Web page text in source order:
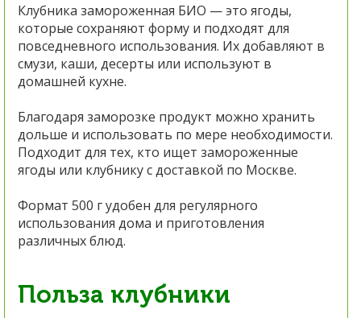
Клубника замороженная БИО — это ягоды,
которые сохраняют форму и подходят для
повседневного использования. Их добавляют в
смузи, каши, десерты или используют в
домашней кухне.
Благодаря заморозке продукт можно хранить
дольше и использовать по мере необходимости.
Подходит для тех, кто ищет замороженные
ягоды или клубнику с доставкой по Москве.
Формат 500 г удобен для регулярного
использования дома и приготовления
различных блюд.
Польза клубники